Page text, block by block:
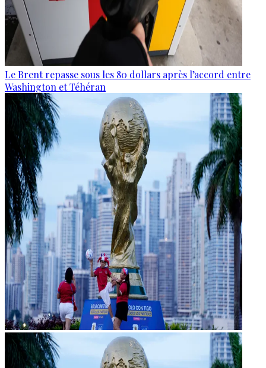
Le Brent repasse sous les 80 dollars après l’accord entre
Washington et Téhéran